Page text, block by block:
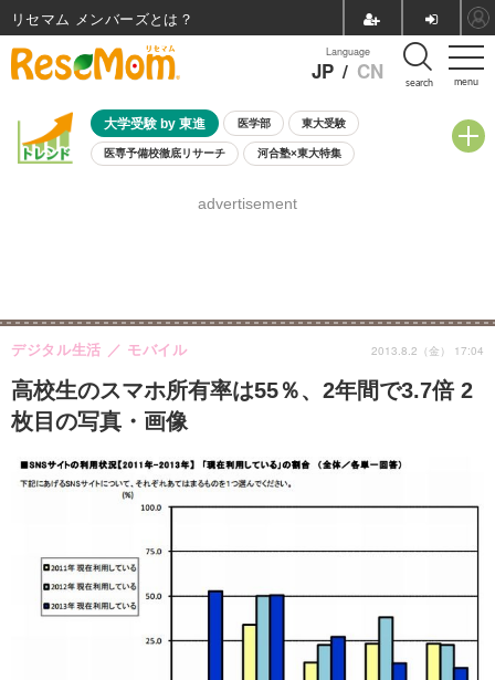
menu
Language
JP / CN search
大学受験 by 東進 医学部 東大受験
医専予備校徹底リサーチ 河合塾×東大特集
8月開催学校説明会・相談会
advertisement
高校生のスマホ所有率は55％、2年間で3.7倍 2
枚目の写真・画像
デジタル生活 モバイル 2013.8.2（金） 17:04
リセマム メンバーズ